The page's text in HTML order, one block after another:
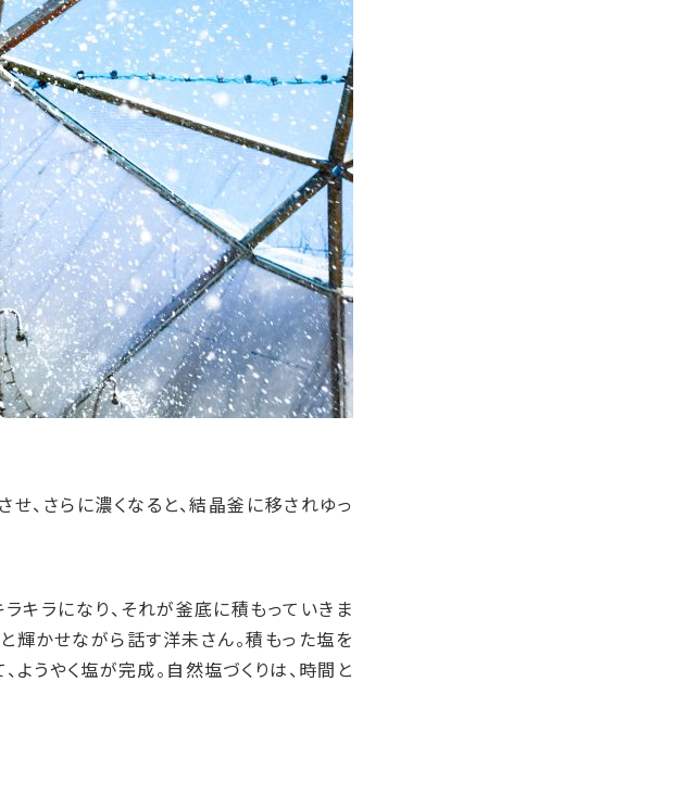
、さらに濃くなると、結晶釜に移されゆっ
キラになり、それが釜底に積もっていきま
輝かせながら話す洋未さん。積もった塩を
ようやく塩が完成。自然塩づくりは、時間と